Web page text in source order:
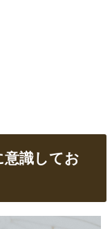
識してお